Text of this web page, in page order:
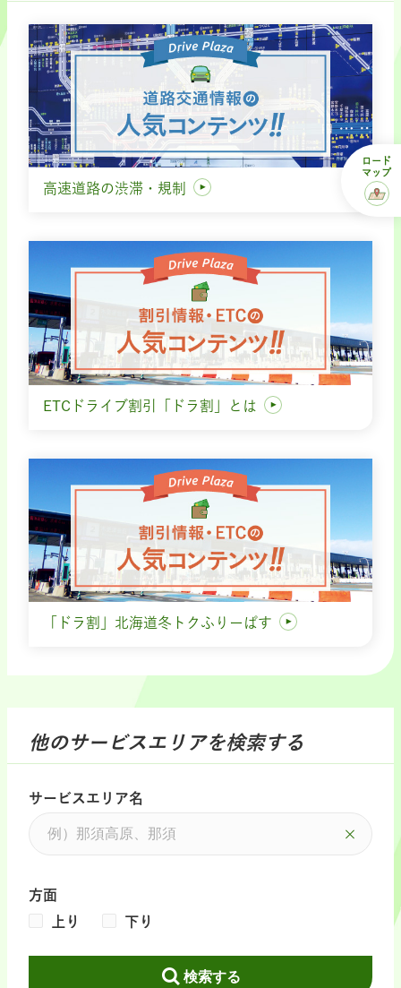
高速道路の渋滞・規制
ETCドライブ割引「ドラ割」とは
「ドラ割」北海道冬トクふりーぱす
他のサービスエリアを検索する
サービスエリア名
方面
上り
下り
検索する
ロード
マップ